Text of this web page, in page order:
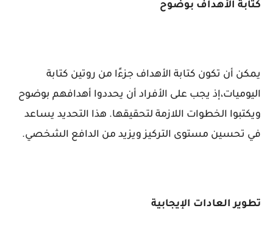
كتابة الأهداف بوضوح
يمكن أن تكون كتابة الأهداف جزءًا من روتين كتابة
اليوميات،إذ يجب على الأفراد أن يحددوا أهدافهم بوضوح
ويكتبوا الخطوات اللازمة لتحقيقها. هذا التحديد يساعد
في تحسين مستوى التركيز ويزيد من الدافع الشخصي.
تطوير العادات الإيجابية